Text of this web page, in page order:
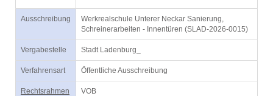
Ausschreibung
Werkrealschule Unterer Neckar Sanierung,
Schreinerarbeiten - Innentüren (SLAD-2026-0015)
Vergabestelle Stadt Ladenburg_
Verfahrensart Öffentliche Ausschreibung
Rechtsrahmen VOB